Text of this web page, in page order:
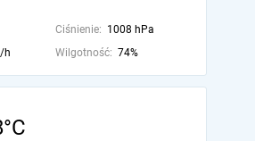
Ciśnienie: 1008 hPa
h Wilgotność: 74%